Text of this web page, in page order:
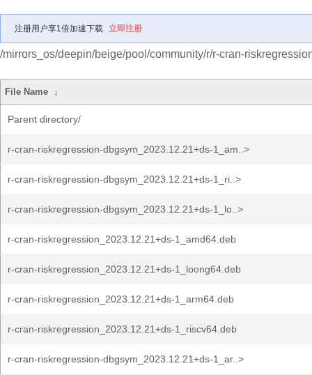
注册用户享1倍加速下载 立即注册
/mirrors_os/deepin/beige/pool/community/r/r-cran-
File Name ↓
Parent directory/
r-cran-riskregression-dbgsym_2023.12.21+ds-1_am..>
r-cran-riskregression-dbgsym_2023.12.21+ds-1_ri..>
r-cran-riskregression-dbgsym_2023.12.21+ds-1_lo..>
r-cran-riskregression_2023.12.21+ds-1_amd64.deb
r-cran-riskregression_2023.12.21+ds-1_loong64.deb
r-cran-riskregression_2023.12.21+ds-1_arm64.deb
r-cran-riskregression_2023.12.21+ds-1_riscv64.deb
r-cran-riskregression-dbgsym_2023.12.21+ds-1_ar..>